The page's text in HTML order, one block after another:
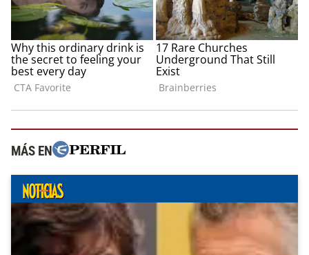
MÁS EN